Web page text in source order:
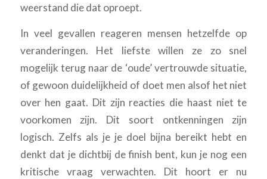
weerstand die dat oproept.
In veel gevallen reageren mensen hetzelfde op
veranderingen. Het liefste willen ze zo snel
mogelijk terug naar de ‘oude’ vertrouwde situatie,
of gewoon duidelijkheid of doet men alsof het niet
over hen gaat. Dit zijn reacties die haast niet te
voorkomen zijn. Dit soort ontkenningen zijn
logisch. Zelfs als je je doel bijna bereikt hebt en
denkt dat je dichtbij de finish bent, kun je nog een
kritische vraag verwachten. Dit hoort er nu